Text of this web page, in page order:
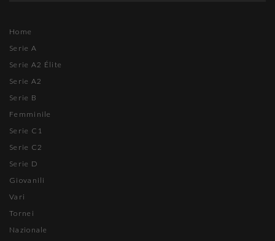
Home
Serie A
Serie A2 Élite
Serie A2
Serie B
Femminile
Serie C1
Serie C2
Serie D
Giovanili
Vari
Tornei
Nazionale